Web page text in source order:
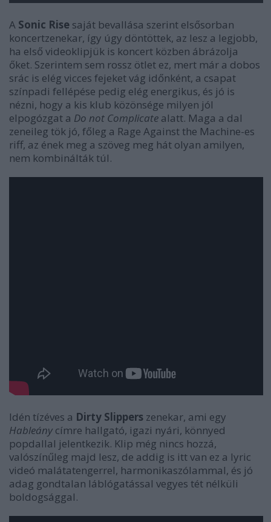
A Sonic Rise saját bevallása szerint elsősorban
koncertzenekar, így úgy döntöttek, az lesz a legjobb,
ha első videoklipjük is koncert közben ábrázolja
őket. Szerintem sem rossz ötlet ez, mert már a dobos
srác is elég vicces fejeket vág időnként, a csapat
színpadi fellépése pedig elég energikus, és jó is
nézni, hogy a kis klub közönsége milyen jól
elpogózgat a Do not Complicate alatt. Maga a dal
zeneileg tök jó, főleg a Rage Against the Machine-es
riff, az ének meg a szöveg meg hát olyan amilyen,
nem kombinálták túl.
Idén tízéves a Dirty Slippers zenekar, ami egy
Hableány címre hallgató, igazi nyári, könnyed
popdallal jelentkezik. Klip még nincs hozzá,
valószínűleg majd lesz, de addig is itt van ez a lyric
videó malátatengerrel, harmonikaszólammal, és jó
adag gondtalan láblógatással vegyes tét nélküli
boldogsággal.